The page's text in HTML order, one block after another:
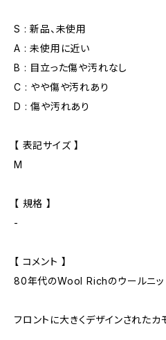
S : 新品、未使用
A : 未使用に近い
B : 目立った傷や汚れなし
C : やや傷や汚れあり
D : 傷や汚れあり
【 表記サイズ 】
M
【 規格 】
-
【 コメント 】
80年代のWool Richのウールニッ
フロントに大きくデザインされたカ